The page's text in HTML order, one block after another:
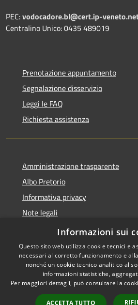
PEC:vodocadore.bl@cert.ip-
Centralino Unico: 0435 489019
Prenotazione appuntamento
Segnalazione disservizio
Leggi le FAQ
Richiesta assistenza
Amministrazione trasparente
Albo Pretorio
Informativa privacy
Note legali
Dichiarazione di accessibilità
Accessibilità
Informazioni sui
Questo sito web utilizza cookie tecnici e
necessari al corretto funzionamento e
nonché un cookie tecnico analitico al
informazioni statistiche,
Per maggiori dettagli, può consultare la
ACCETTA TUTTO